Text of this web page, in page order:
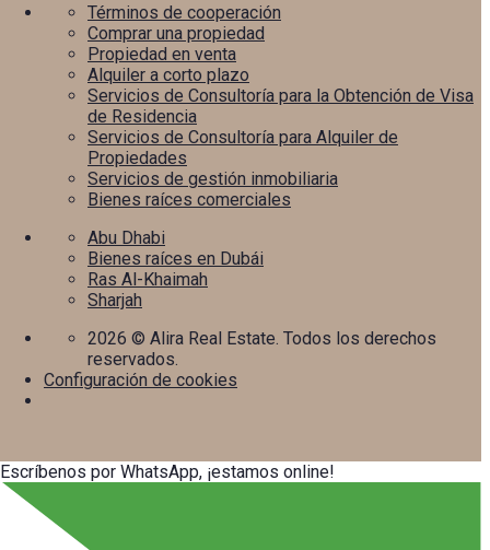
Términos de cooperación
Comprar una propiedad
Propiedad en venta
Alquiler a corto plazo
Servicios de Consultoría para la Obtención de Visa
de Residencia
Servicios de Consultoría para Alquiler de
Propiedades
Servicios de gestión inmobiliaria
Bienes raíces comerciales
Abu Dhabi
Bienes raíces en Dubái
Ras Al-Khaimah
Sharjah
2026 © Alira Real Estate. Todos los derechos
reservados.
Configuración de cookies
Escríbenos por WhatsApp, ¡estamos online!